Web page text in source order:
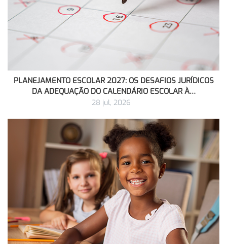
PLANEJAMENTO ESCOLAR 2027: OS DESAFIOS JURÍDICOS
DA ADEQUAÇÃO DO CALENDÁRIO ESCOLAR À…
28 jul, 2026